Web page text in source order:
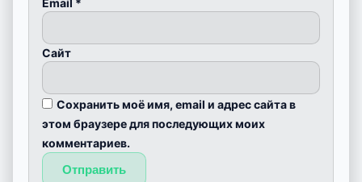
Сайт
Сохранить моё имя, email и адрес сайта в
этом браузере для последующих моих
комментариев.